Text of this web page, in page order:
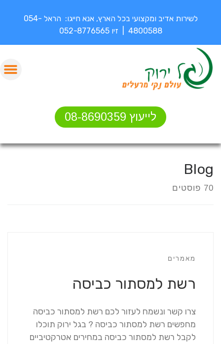
לשירות אדיב ומקצועי בכל הארץ, אנא חייגו: הראל 054-
4800588 | זיו 052-8776565
לייעוץ 08-8690359
Blog
70 פוסטים
מאמרים
רשת למסתור כביסה
צרו קשר ונשמח לעזור לכם רשת למסתור כביסה
מחפשים רשת למסתור כביסה ? בגל ירוק תוכלו
לקבל רשת למסתור כביסה במחירים אטרקטיביים